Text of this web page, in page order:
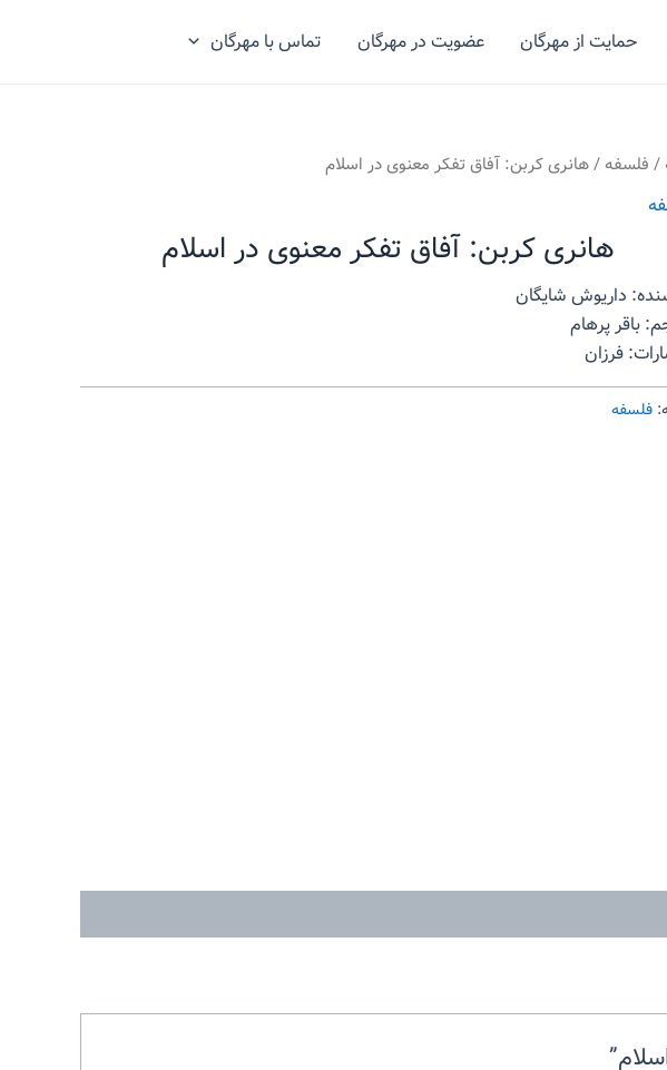
حمایت از مهرگان عضویت در مهرگان تماس با مهرگان
/ فلسفه / هانری کربن: آفاق تفکر معنوی در اسلام
هانری کربن: آفاق تفکر معنوی در اسلام
داریوش شایگان
باقر پرهام
فرزان
فلسفه